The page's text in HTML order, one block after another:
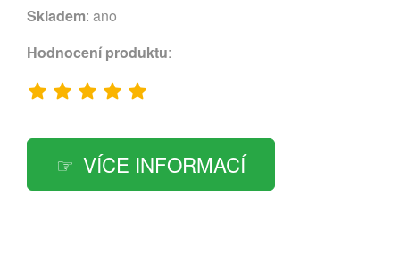
Skladem: ano
Hodnocení produktu:
VÍCE INFORMACÍ